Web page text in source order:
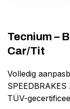
Tecnium –
Car/Tit
Volledig
TÜV-